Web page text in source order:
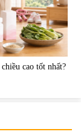
cao tốt nhất?